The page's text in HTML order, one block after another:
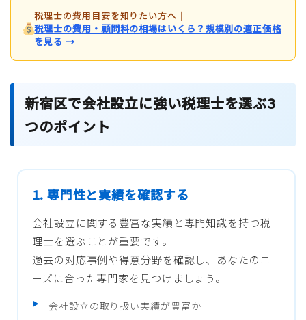
税理士の費用目安を知りたい方へ ｜
税理士の費用・顧問料の相場はいくら？規模別の適正価格
を見る →
新宿区で会社設立に強い税理士を選ぶ3
つのポイント
1. 専門性と実績を確認する
会社設立に関する豊富な実績と専門知識を持つ税
理士を選ぶことが重要です。
過去の対応事例や得意分野を確認し、あなたのニ
ーズに合った専門家を見つけましょう。
会社設立の取り扱い実績が豊富か